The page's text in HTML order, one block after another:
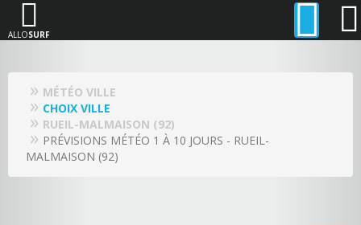
ALLOSURF
MÉTÉO VILLE
CHOIX VILLE
RUEIL-MALMAISON (92)
PRÉVISIONS MÉTÉO 1 À 10 JOURS - RUEIL-
MALMAISON (92)